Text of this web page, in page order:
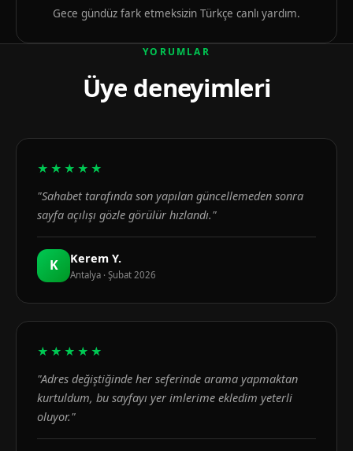
Gece gündüz fark etmeksizin Türkçe canlı yardım.
YORUMLAR
Üye deneyimleri
★★★★★
"Sahabet tarafında son yapılan güncellemeden sonra
sayfa açılışı gözle görülür hızlandı."
K Kerem Y.
Antalya · Şubat 2026
★★★★★
"Adres değiştiğinde her seferinde arama yapmaktan
kurtuldum, bu sayfayı yer imlerime ekledim yeterli
oluyor."